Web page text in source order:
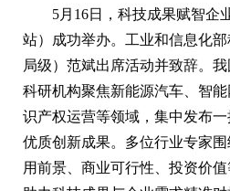
5月16日，科技成果赋智企业
站）成功举办。工业和信息化
局级）范斌出席活动并致辞。
科研机构聚焦新能源汽车、智
识产权运营等领域，集中发布
优质创新成果。多位行业专家
用前景、商业可行性、投资价